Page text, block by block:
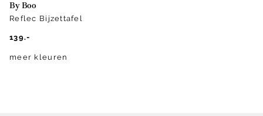
By Boo
Reflec Bijzettafel
139.-
meer kleuren